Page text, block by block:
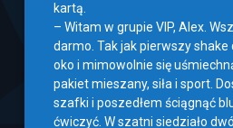
kartą.
– Witam w grupie VIP, Alex.
darmo. Tak jak pierwszy shake
oko i mimowolnie się
pakiet mieszany, siła i sport.
szafki i poszedłem ściągnąć
ćwiczyć. W szatni siedziało